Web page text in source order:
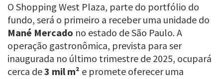
O Shopping West Plaza, parte do portfólio do
fundo, será o primeiro a receber uma unidade do
Mané Mercado no estado de São Paulo. A
operação gastronômica, prevista para ser
inaugurada no último trimestre de 2025, ocupará
cerca de3 mil m² e promete oferecer uma